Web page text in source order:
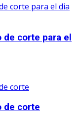
de corte para el
de corte